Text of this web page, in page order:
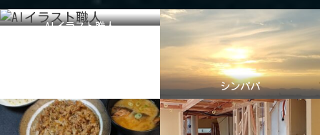
AIイラスト職人
シンパパ